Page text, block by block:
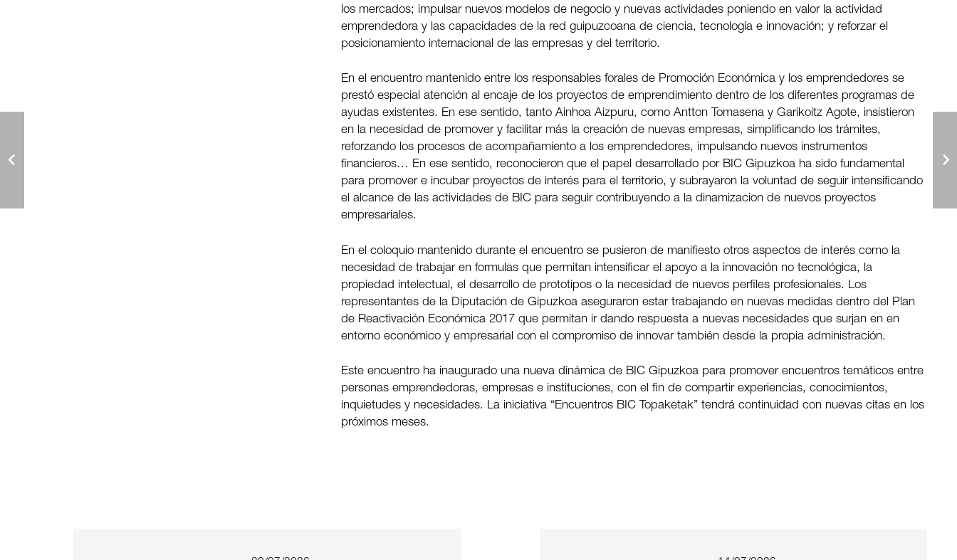
los mercados; impulsar nuevos modelos de negocio y nuevas actividades poniendo en valor la actividad
emprendedora y las capacidades de la red guipuzcoana de ciencia, tecnología e innovación; y reforzar el
posicionamiento internacional de las empresas y del territorio.
En el encuentro mantenido entre los responsables forales de Promoción Económica y los emprendedores se
prestó especial atención al encaje de los proyectos de emprendimiento dentro de los diferentes programas de
ayudas existentes. En ese sentido, tanto Ainhoa Aizpuru, como Antton Tomasena y Garikoitz Agote, insistieron
en la necesidad de promover y facilitar más la creación de nuevas empresas, simplificando los trámites,
reforzando los procesos de acompañamiento a los emprendedores, impulsando nuevos instrumentos
financieros… En ese sentido, reconocieron que el papel desarrollado por BIC Gipuzkoa ha sido fundamental
para promover e incubar proyectos de interés para el territorio, y subrayaron la voluntad de seguir intensificando
el alcance de las actividades de BIC para seguir contribuyendo a la dinamizacion de nuevos proyectos
empresariales.
En el coloquio mantenido durante el encuentro se pusieron de manifiesto otros aspectos de interés como la
necesidad de trabajar en formulas que permitan intensificar el apoyo a la innovación no tecnológica, la
propiedad intelectual, el desarrollo de prototipos o la necesidad de nuevos perfiles profesionales. Los
representantes de la Diputación de Gipuzkoa aseguraron estar trabajando en nuevas medidas dentro del Plan
de Reactivación Económica 2017 que permitan ir dando respuesta a nuevas necesidades que surjan en en
entorno económico y empresarial con el compromiso de innovar también desde la propia administración.
Este encuentro ha inaugurado una nueva dinámica de BIC Gipuzkoa para promover encuentros temáticos entre
personas emprendedoras, empresas e instituciones, con el fin de compartir experiencias, conocimientos,
inquietudes y necesidades. La iniciativa “Encuentros BIC Topaketak” tendrá continuidad con nuevas citas en los
próximos meses.